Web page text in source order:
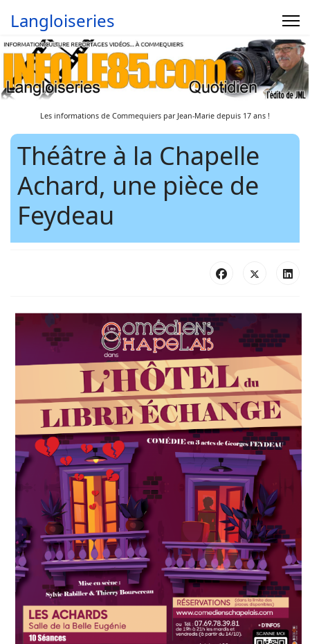
Langloiseries
Les informations de Commequiers par Jean-Marie depuis 17 ans !
Théâtre à la Chapelle
Achard, une pièce de
Feydeau